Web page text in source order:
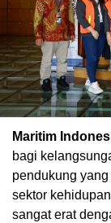
Maritim
bagi
pendukung
sektor
sangat erat